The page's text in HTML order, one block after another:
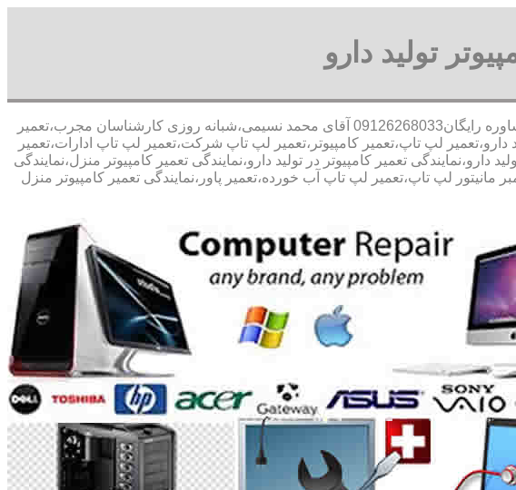
تولید دارو
30 در صد تخفیف مشاوره رایگان09126268033 آقای محمد نسیمی،شبانه روزی کارشناسان مجرب،تعمیر
دارو،تعمیر لپ تاپ،تعمیر کامپیوتر،تعمیر لپ تاپ شرکت،تعمیر لپ تاپ ادارات،تعمیر
تعمیر کامپیوتر در تولید دارو،نمایندگی تعمیر کامپیوتر منزل،نمایندگی
لپ تاپ،تعمیر لپ تاپ آب خورده،تعمیر پاور،نمایندگی تعمیر کامپیوتر منزل